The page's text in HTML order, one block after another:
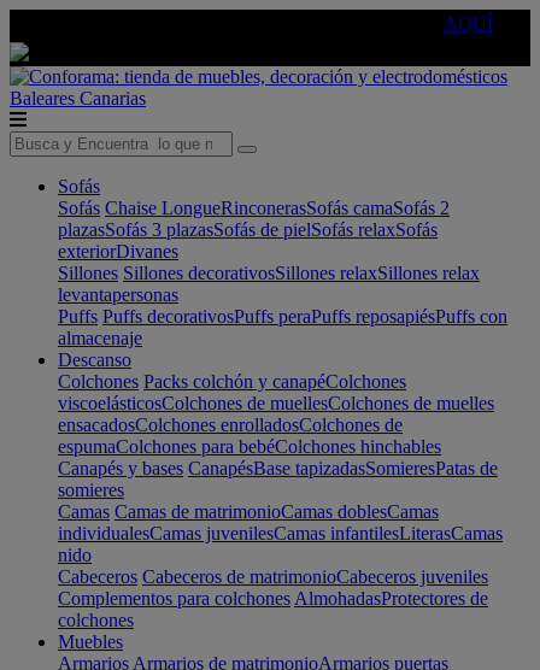
AQUÍ
Baleares Canarias
Sofás
Sofás Chaise LongueRinconerasSofás camaSofás 2
plazasSofás 3 plazasSofás de pielSofás relaxSofás
exteriorDivanes
Sillones Sillones decorativosSillones relaxSillones relax
levantapersonas
Puffs Puffs decorativosPuffs peraPuffs reposapiésPuffs con
almacenaje
Descanso
Colchones Packs colchón y canapéColchones
viscoelásticosColchones de muellesColchones de muelles
ensacadosColchones enrolladosColchones de
espumaColchones para bebéColchones hinchables
Canapés y bases CanapésBase tapizadasSomieresPatas de
somieres
Camas Camas de matrimonioCamas doblesCamas
individualesCamas juvenilesCamas infantilesLiterasCamas
nido
Cabeceros Cabeceros de matrimonioCabeceros juveniles
Complementos para colchones AlmohadasProtectores de
colchones
Muebles
Armarios Armarios de matrimonioArmarios puertas